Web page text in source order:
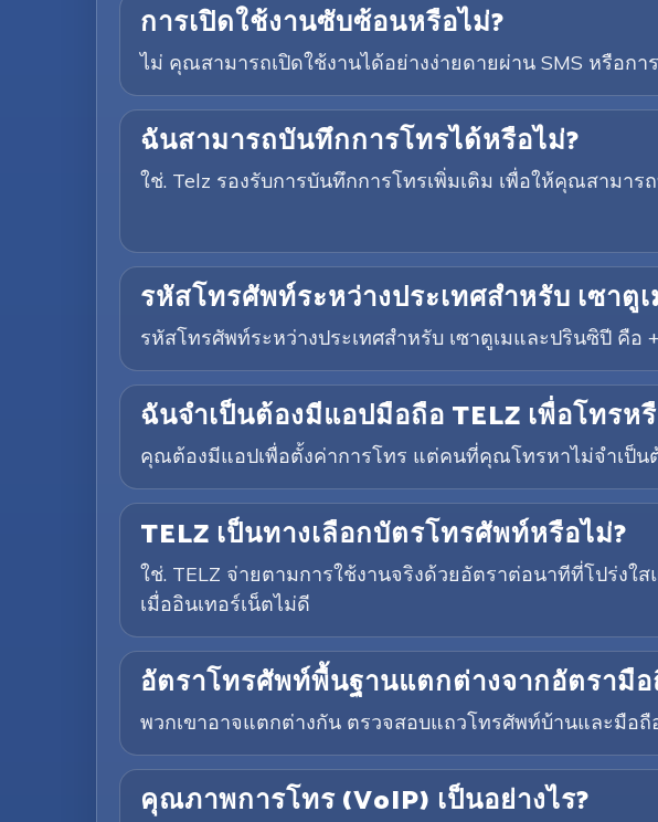
การเปิดใช้งานซับซ้อนหรือไม่?
ไม่ คุณสามารถเปิดใช้งานได้อย่างง่ายดายผ่าน SMS หรือก
ฉันสามารถบันทึกการโทรได้หรือไม่?
ใช่. Telz รองรับการบันทึกการโทรเพิ่มเติม เพื่อให้คุณสาม
รหัสโทรศัพท์ระหว่างประเทศสำหรับ เซาตู
รหัสโทรศัพท์ระหว่างประเทศสำหรับ เซาตูเมและปรินซิปี คื
ฉันจำเป็นต้องมีแอปมือถือ TELZ เพื่อโทรห
คุณต้องมีแอปเพื่อตั้งค่าการโทร แต่คนที่คุณโทรหาไม่จำเป็น
TELZ เป็นทางเลือกบัตรโทรศัพท์หรือไม่?
ใช่. TELZ จ่ายตามการใช้งานจริงด้วยอัตราต่อนาทีที่โปร่ง
เมื่ออินเทอร์เน็ตไม่ดี
อัตราโทรศัพท์พื้นฐานแตกต่างจากอัตรามื
พวกเขาอาจแตกต่างกัน ตรวจสอบแถวโทรศัพท์บ้านและมือ
คุณภาพการโทร (VoIP) เป็นอย่างไร?